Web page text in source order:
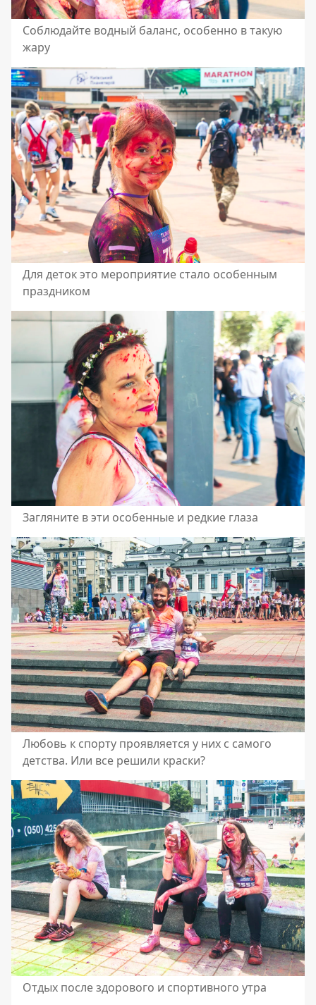
Соблюдайте водный баланс, особенно в такую
жару
Для деток это мероприятие стало особенным
праздником
Загляните в эти особенные и редкие глаза
Любовь к спорту проявляется у них с самого
детства. Или все решили краски?
Отдых после здорового и спортивного утра